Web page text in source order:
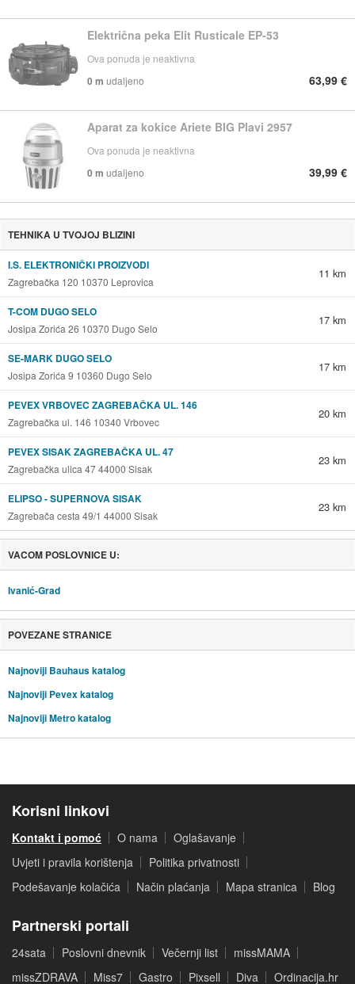
Električna peka Elit Rusticale EP-53
Ova ponuda je neaktivna
0 m udaljeno 63,99 €
Aparat za kokice Ariete BIG Plavi 2957
Ova ponuda je neaktivna
0 m udaljeno 39,99 €
TEHNIKA U TVOJOJ BLIZINI
I.S. ELEKTRONIČKI PROIZVODI
Zagrebačka 120 10370 Leprovica
11 km
T-COM DUGO SELO
Josipa Zorića 26 10370 Dugo Selo
17 km
SE-MARK DUGO SELO
Josipa Zorića 9 10360 Dugo Selo
17 km
PEVEX VRBOVEC ZAGREBAČKA UL. 146
Zagrebačka ul. 146 10340 Vrbovec
20 km
PEVEX SISAK ZAGREBAČKA UL. 47
Zagrebačka ulica 47 44000 Sisak
23 km
ELIPSO - SUPERNOVA SISAK
Zagrebača cesta 49/1 44000 Sisak
23 km
VACOM POSLOVNICE U:
Ivanić-Grad
POVEZANE STRANICE
Najnoviji Bauhaus katalog
Najnoviji Pevex katalog
Najnoviji Metro katalog
Korisni linkovi
Kontakt i pomoć O nama
Oglašavanje
Uvjeti i pravila korištenja
Politika privatnosti
Podešavanje kolačića
Način plaćanja Mapa stranica Blog
Partnerski portali
24sata Poslovni dnevnik Večernji list
missMAMA
missZDRAVA
Miss7 Gastro Pixsell Diva Ordinacija.hr